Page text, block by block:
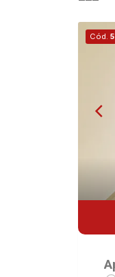
Cód.